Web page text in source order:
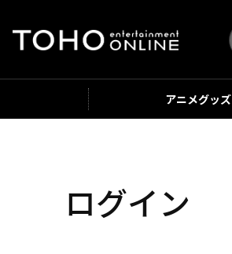
アニメグッズ
ログイン